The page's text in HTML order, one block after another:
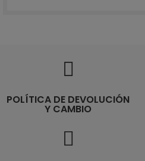
POLÍTICA DE DEVOLUCIÓN
Y CAMBIO